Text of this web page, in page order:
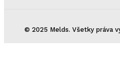
© 2025 Melds. Všetky práva